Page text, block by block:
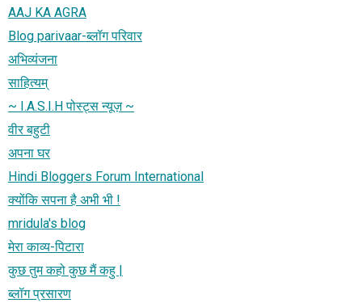
AAJ KA AGRA
Blog parivaar-ब्लॉग परिवार
अभिव्यंजना
साहित्यम्
~ I.A.S.I.H पोस्ट्स न्यूज़ ~
वीर बहुटी
अपना घर
Hindi Bloggers Forum International
क्योंकि सपना है अभी भी !
mridula's blog
मेरा काव्य-पिटारा
कुछ तुम कहो कुछ मैं कहु |
ब्लॉग प्रसारण